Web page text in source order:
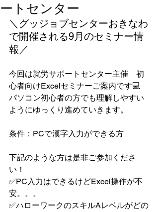
ートセンター
＼グッジョブセンターおきなわ
で開催される9月のセミナー情
報／
今回は就労サポートセンター主催　初
心者向けExcelセミナーご案内です💻
パソコン初心者の方でも理解しやすい
ようにゆっくり進めていきます。
条件：PCで漢字入力ができる方
下記のような方は是非ご参加くださ
い！
✅PC入力はできるけどExcel操作が不
安。。。
✅ハローワークのスキルAレベルがどの